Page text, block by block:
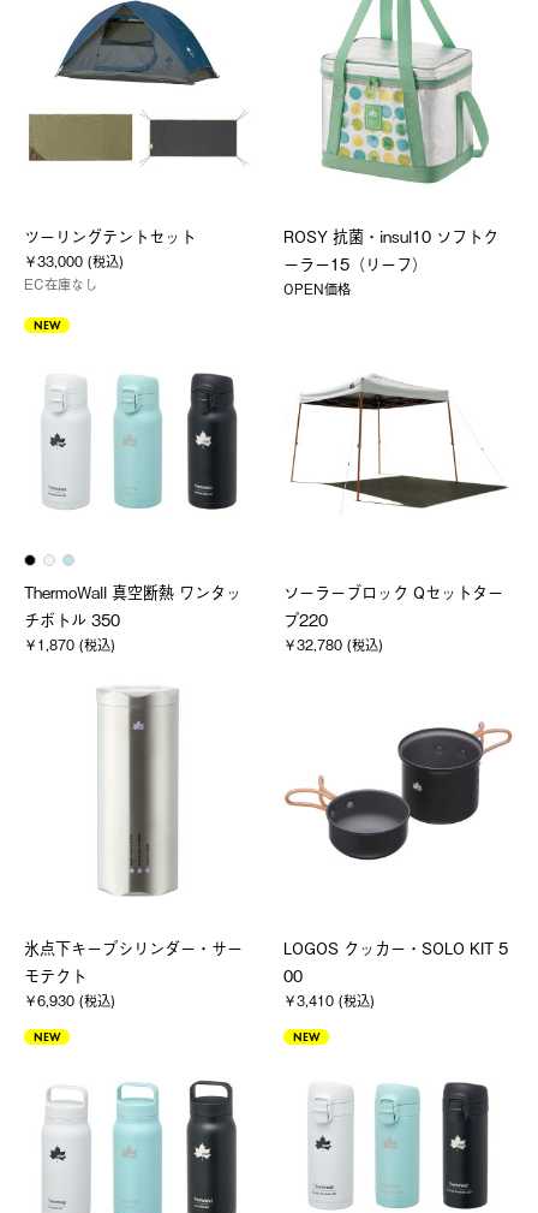
ツーリングテントセット
￥33,000 (税込)
EC在庫なし
ROSY 抗菌・insul10 ソフトク
ーラー15（リーフ）
OPEN価格
NEW
ThermoWall 真空断熱 ワンタッ
チボトル 350
￥1,870 (税込)
ソーラーブロック Qセットター
プ220
￥32,780 (税込)
氷点下キープシリンダー・サー
モテクト
￥6,930 (税込)
LOGOS クッカー・SOLO KIT 5
00
￥3,410 (税込)
NEW NEW